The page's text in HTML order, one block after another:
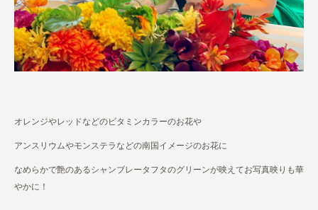
オレンジやレッドなどのビタミンカラーのお花や
アンスリウムやモンステラなどの南国イメージのお花に
なめらかで艶のあるシャンブレータフタのグリーンが映えてお写真映りも華
やかに！